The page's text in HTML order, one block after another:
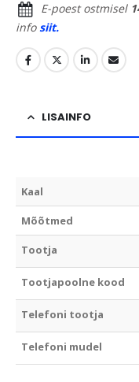
E-poest ostmisel
infosiit.
LISAINFO
Kaal
Mõõtmed
Tootja
Tootjapoolne kood
Telefoni tootja
Telefoni mudel